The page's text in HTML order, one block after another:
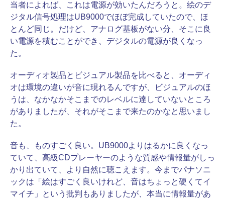
当者によれば、これは電源が効いたんだろうと。絵のデ
ジタル信号処理はUB9000でほぼ完成していたので、ほ
とんど同じ。だけど、アナログ基板がない分、そこに良
い電源を積むことができ、デジタルの電源が良くなっ
た。
オーディオ製品とビジュアル製品を比べると、オーディ
オは環境の違いが音に現れるんですが、ビジュアルのほ
うは、なかなかそこまでのレベルに達していないところ
がありましたが、それがそこまで来たのかなと思いまし
た。
音も、ものすごく良い。UB9000よりはるかに良くなっ
ていて、高級CDプレーヤーのような質感や情報量がしっ
かり出ていて、より自然に聴こえます。今までパナソニ
ックは「絵はすごく良いけれど、音はちょっと硬くてイ
マイチ」という批判もありましたが、本当に情報量があ